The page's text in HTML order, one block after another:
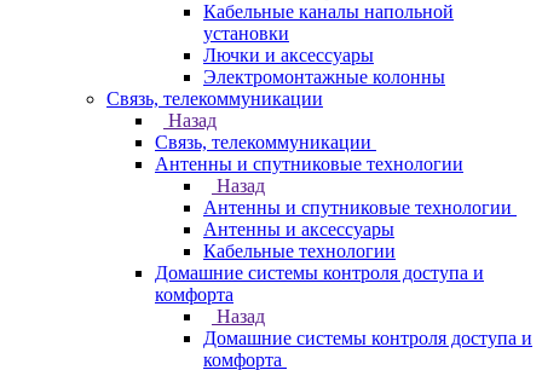
Кабельные каналы напольной
установки
Лючки и аксессуары
Электромонтажные колонны
Связь, телекоммуникации
Назад
Связь, телекоммуникации
Антенны и спутниковые технологии
Назад
Антенны и спутниковые технологии
Антенны и аксессуары
Кабельные технологии
Домашние системы контроля доступа и
комфорта
Назад
Домашние системы контроля доступа и
комфорта